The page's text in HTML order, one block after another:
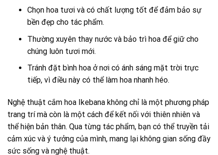
Chọn hoa tươi và có chất lượng tốt để đảm bảo sự
bền đẹp cho tác phẩm.
Thường xuyên thay nước và bảo trì hoa để giữ cho
chúng luôn tươi mới.
Tránh đặt bình hoa ở nơi có ánh sáng mặt trời trực
tiếp, vì điều này có thể làm hoa nhanh héo.
Nghệ thuật cắm hoa Ikebana không chỉ là một phương pháp
trang trí mà còn là một cách để kết nối với thiên nhiên và
thể hiện bản thân. Qua từng tác phẩm, bạn có thể truyền tải
cảm xúc và ý tưởng của mình, mang lại không gian sống đầy
sức sống và nghệ thuật.